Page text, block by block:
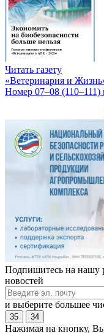
Читать газету
«Ветеринария и
Номер 07–08 (110–111)
Подпишитесь на нашу
новостей
и выберите большее
35 34
Нажимая на кнопку, Вы